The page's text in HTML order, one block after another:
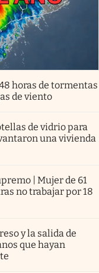
horas de tormentas
de viento
de vidrio para
una vivienda
| Mujer de 61
no trabajar por 18
y la salida de
que hayan